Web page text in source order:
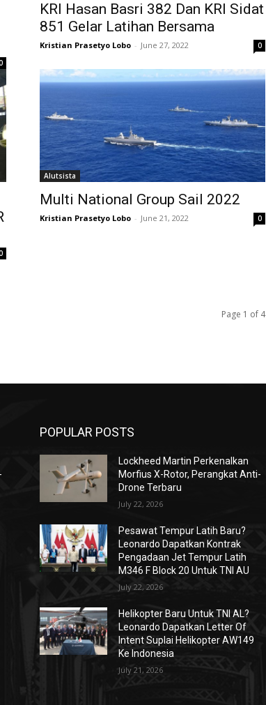
KRI Hasan Basri 382 Dan KRI Sidat
851 Gelar Latihan Bersama
Kristian Prasetyo Lobo - June 27, 2022 0
Alutsista
Multi National Group Sail 2022
Kristian Prasetyo Lobo - June 21, 2022 0
Page 1 of 4
POPULAR POSTS
Lockheed Martin Perkenalkan
Morfius X-Rotor, Perangkat Anti-
Drone Terbaru
July 22, 2026
Pesawat Tempur Latih Baru?
Leonardo Dapatkan Kontrak
Pengadaan Jet Tempur Latih
M346 F Block 20 Untuk TNI AU
July 22, 2026
Helikopter Baru Untuk TNI AL?
Leonardo Dapatkan Letter Of
Intent Suplai Helikopter AW149
Ke Indonesia
July 21, 2026